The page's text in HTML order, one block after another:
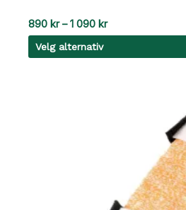
890 kr – 1 090 krPrisområde:
890 kr
1
Velg alternativ